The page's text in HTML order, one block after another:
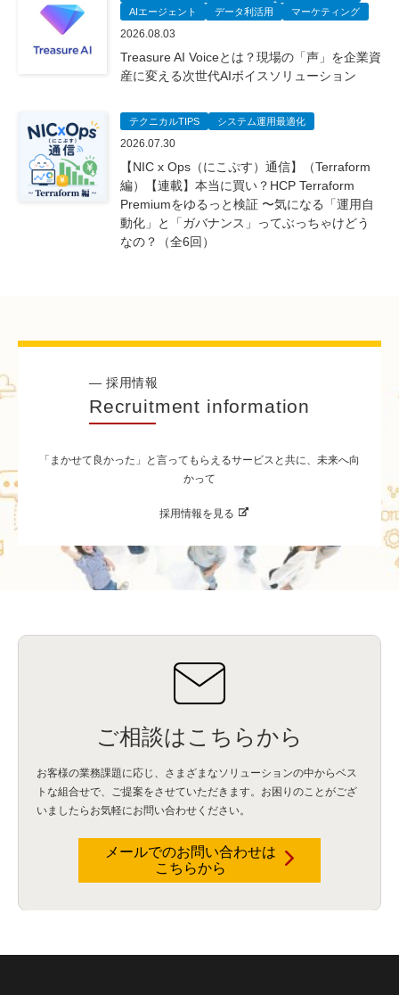
AIエージェント
データ利活用 マーケティング
2026.08.03
Treasure AI Voiceとは？現場の「声」を企業資
産に変える次世代AIボイスソリューション
テクニカルTIPS システム運用最適化
2026.07.30
【NIC x Ops（にこぷす）通信】（Terraform
編）【連載】本当に買い？HCP Terraform
Premiumをゆるっと検証 〜気になる「運用自
動化」と「ガバナンス」ってぶっちゃけどう
なの？（全6回）
— 採用情報
Recruitment information
「まかせて良かった」と言ってもらえるサービスと共に、未来へ向
かって
採用情報を見る
ご相談はこちらから
お客様の業務課題に応じ、さまざまなソリューションの中からベス
トな組合せで、 ご提案をさせていただきます。お困りのことがござ
いましたらお気軽にお問い合わせください。
メールでのお問い合わせは
こちらから